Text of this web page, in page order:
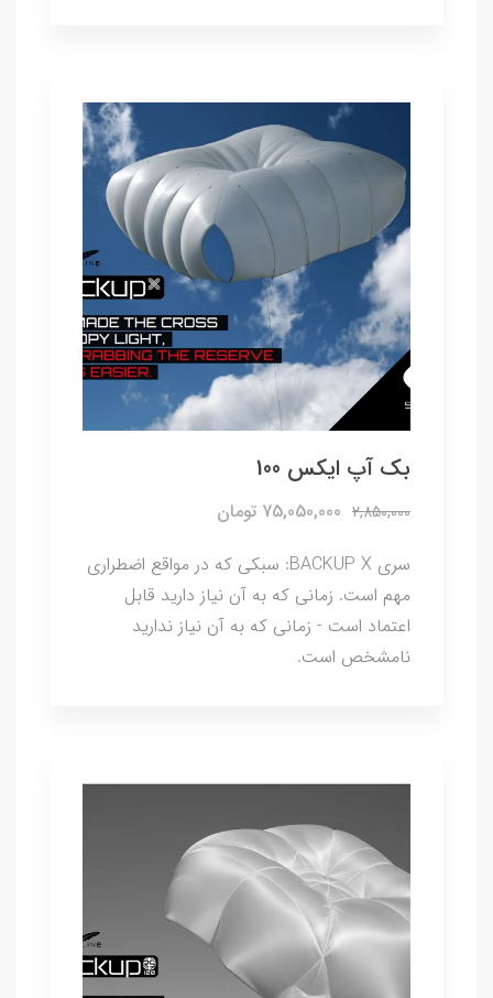
بک آپ ایکس 100
2,850,000 75,050,000 تومان
سری BACKUP X: سبکی که در مواقع اضطراری
مهم است. زمانی که به آن نیاز دارید قابل
اعتماد است - زمانی که به آن نیاز ندارید
نامشخص است.